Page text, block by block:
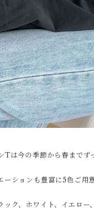
Tは今の季節から春まで
ーションも豊富に5色ご用
ック、ホワイト、イエロ